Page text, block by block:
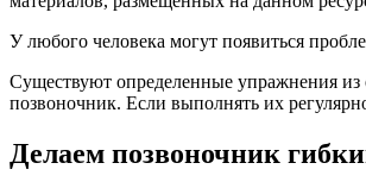
У любого человека могут появиться
Существуют определенные упражнения
позвоночник. Если выполнять их
Делаем позвоночник